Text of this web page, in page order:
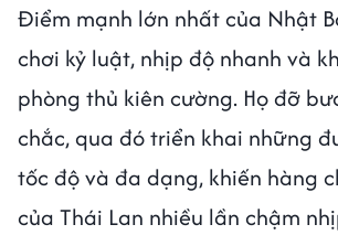
Điểm mạnh lớn nhất của Nhật
chơi kỷ luật, nhịp độ nhanh và
phòng thủ kiên cường. Họ đỡ
chắc, qua đó triển khai những
tốc độ và đa dạng, khiến hàng
của Thái Lan nhiều lần chậm